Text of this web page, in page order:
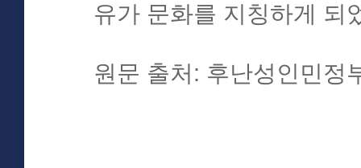
유가 문화를 지칭하게 되
원문 출처: 후난성인민정